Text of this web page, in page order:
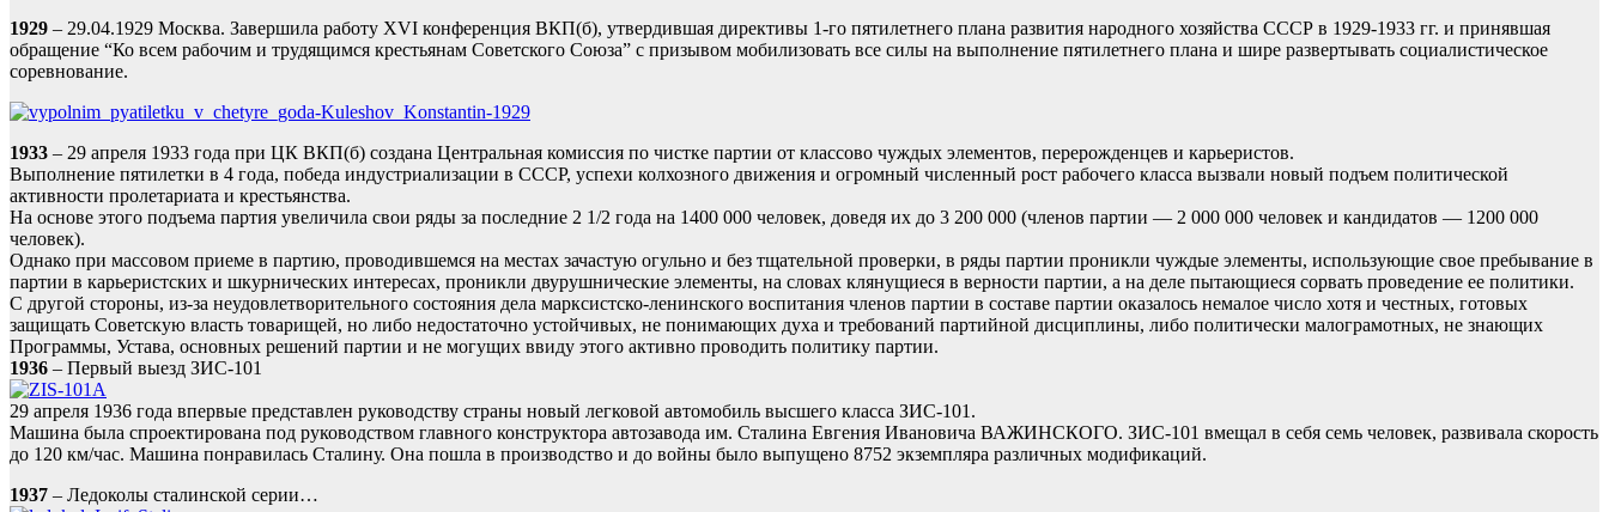
1929 – 29.04.1929 Москва. Завершила работу XVI конференция ВКП(б), утвердившая директивы 1-го пятилетнего плана развития народного хозяйства СССР в 1929-1933 гг. и принявшая
обращение “Ко всем рабочим и трудящимся крестьянам Советского Союза” с призывом мобилизовать все силы на выполнение пятилетнего плана и шире развертывать социалистическое
соревнование.
1933 – 29 апреля 1933 года при ЦК ВКП(б) создана Центральная комиссия по чистке партии от классово чуждых элементов, перерожденцев и карьеристов.
Выполнение пятилетки в 4 года, победа индустриализации в СССР, успехи колхозного движения и огромный численный рост рабочего класса вызвали новый подъем политической
активности пролетариата и крестьянства.
На основе этого подъема партия увеличила свои ряды за последние 2 1/2 года на 1400 000 человек, доведя их до 3 200 000 (членов партии — 2 000 000 человек и кандидатов — 1200 000
человек).
Однако при массовом приеме в партию, проводившемся на местах зачастую огульно и без тщательной проверки, в ряды партии проникли чуждые элементы, использующие свое пребывание в
партии в карьеристских и шкурнических интересах, проникли двурушнические элементы, на словах клянущиеся в верности партии, а на деле пытающиеся сорвать проведение ее политики.
С другой стороны, из-за неудовлетворительного состояния дела марксистско-ленинского воспитания членов партии в составе партии оказалось немалое число хотя и честных, готовых
защищать Советскую власть товарищей, но либо недостаточно устойчивых, не понимающих духа и требований партийной дисциплины, либо политически малограмотных, не знающих
Программы, Устава, основных решений партии и не могущих ввиду этого активно проводить политику партии.
1936 – Первый выезд ЗИС-101
29 апреля 1936 года впервые представлен руководству страны новый легковой автомобиль высшего класса ЗИС-101.
Машина была спроектирована под руководством главного конструктора автозавода им. Сталина Евгения Ивановича ВАЖИНСКОГО. ЗИС-101 вмещал в себя семь человек, развивала скорость
до 120 км/час. Машина понравилась Сталину. Она пошла в производство и до войны было выпущено 8752 экземпляра различных модификаций.
1937 – Ледоколы сталинской серии…